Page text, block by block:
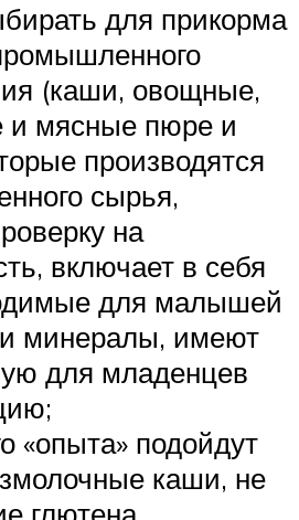
для прикорма
(каши, овощные,
и мясные пюре и
производятся
сырья,
на
включает в себя
для малышей
минералы, имеют
для младенцев
«опыта» подойдут
каши, не